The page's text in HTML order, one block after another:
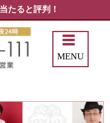
たると評判！
MENU